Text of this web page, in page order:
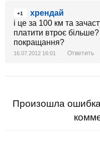
+1
хрендай
і це за 100 км та
платити втроє
покращання?
16.07.2012 16:01 Ответить
Произошла